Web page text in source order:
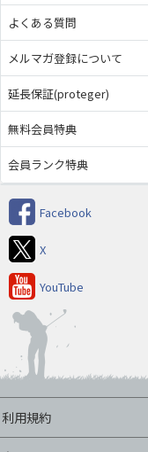
よくある質問
メルマガ登録について
延長保証(proteger)
無料会員特典
会員ランク特典
Facebook
X
YouTube
利用規約